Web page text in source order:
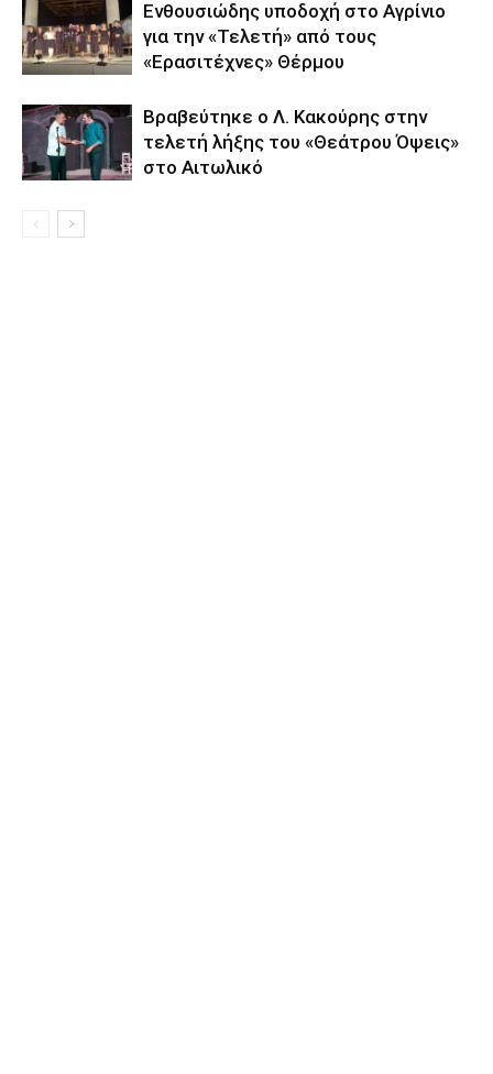
Ενθουσιώδης υποδοχή στο Αγρίνιο
για την «Τελετή» από τους
«Ερασιτέχνες» Θέρμου
Βραβεύτηκε ο Λ. Κακούρης στην
τελετή λήξης του «Θεάτρου Όψεις»
στο Αιτωλικό